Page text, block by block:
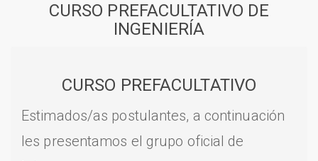
CURSO PREFACULTATIVO DE
INGENIERÍA
CURSO PREFACULTATIVO
Estimados/as postulantes, a continuación
les presentamos el grupo oficial de